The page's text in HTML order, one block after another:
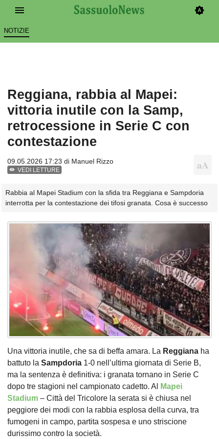
NOTIZIE
Reggiana, rabbia al Mapei:
vittoria inutile con la Samp,
retrocessione in Serie C con
contestazione
09.05.2026 17:23 di Manuel Rizzo
VEDI LETTURE
Rabbia al Mapei Stadium con la sfida tra Reggiana e Sampdoria
interrotta per la contestazione dei tifosi granata. Cosa è successo
Una vittoria inutile, che sa di beffa amara. La Reggiana ha
battuto la Sampdoria 1-0 nell’ultima giornata di Serie B,
ma la sentenza è definitiva: i granata tornano in Serie C
dopo tre stagioni nel campionato cadetto. Al
Mapei
Stadium – Città del Tricolore la serata si è chiusa nel
peggiore dei modi con la rabbia esplosa della curva, tra
fumogeni in campo, partita sospesa e uno striscione
durissimo contro la società.